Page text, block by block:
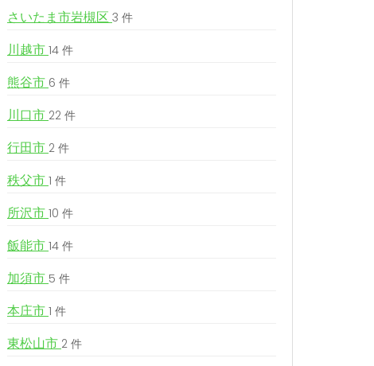
さいたま市岩槻区 3 件
川越市 14 件
熊谷市 6 件
川口市 22 件
行田市 2 件
秩父市 1 件
所沢市 10 件
飯能市 14 件
加須市 5 件
本庄市 1 件
東松山市 2 件